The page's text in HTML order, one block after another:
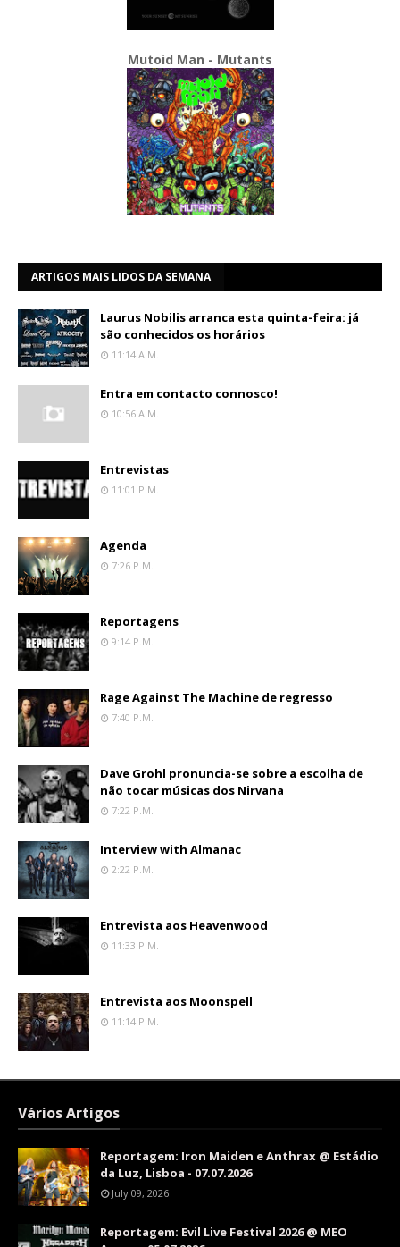
Mutoid Man - Mutants
ARTIGOS MAIS LIDOS DA SEMANA
Laurus Nobilis arranca esta quinta-feira: já
são conhecidos os horários
11:14 A.m.
Entra em contacto connosco!
10:56 A.m.
Entrevistas
11:01 P.m.
Agenda
7:26 P.m.
Reportagens
9:14 P.m.
Rage Against The Machine de regresso
7:40 P.m.
Dave Grohl pronuncia-se sobre a escolha de
não tocar músicas dos Nirvana
7:22 P.m.
Interview with Almanac
2:22 P.m.
Entrevista aos Heavenwood
11:33 P.m.
Entrevista aos Moonspell
11:14 P.m.
Vários Artigos
Reportagem: Iron Maiden e Anthrax @ Estádio
da Luz, Lisboa - 07.07.2026
July 09, 2026
Reportagem: Evil Live Festival 2026 @ MEO